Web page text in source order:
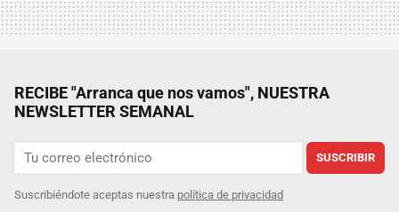
RECIBE "Arranca que nos vamos", NUESTRA
NEWSLETTER SEMANAL
SUSCRIBIR
Suscribiéndote aceptas nuestra política de privacidad